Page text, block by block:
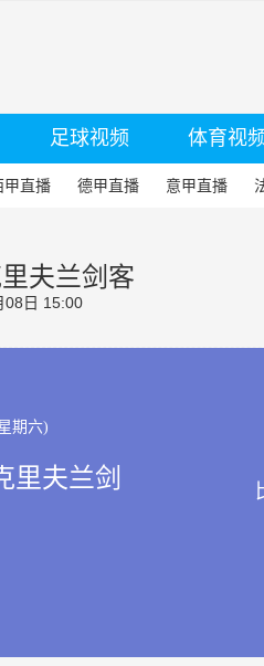
足球视频 体育视
甲直播 德甲直播 意甲直播
夫兰剑客
08日 15:00
期六)
里夫兰剑